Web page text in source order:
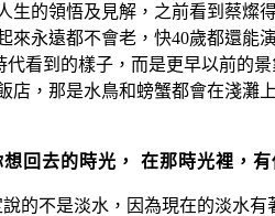
生的領悟及見解，之前看到蔡
來永遠都不會老，快40歲都還能
看到的樣子，而是更早以前的
店，那是水鳥和螃蟹都會在淺
回去的時光， 在那時光裡，
的不是淡水，因為現在的淡水